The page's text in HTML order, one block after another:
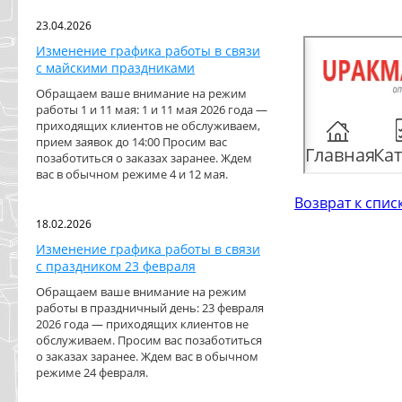
23.04.2026
Изменение графика работы в связи
с майскими праздниками
Обращаем ваше внимание на режим
работы 1 и 11 мая: 1 и 11 мая 2026 года —
приходящих клиентов не обслуживаем,
прием заявок до 14:00 Просим вас
позаботиться о заказах заранее. Ждем
вас в обычном режиме 4 и 12 мая.
18.02.2026
Изменение графика работы в связи
с праздником 23 февраля
Обращаем ваше внимание на режим
работы в праздничный день: 23 февраля
2026 года — приходящих клиентов не
обслуживаем. Просим вас позаботиться
о заказах заранее. Ждем вас в обычном
режиме 24 февраля.
Возврат к